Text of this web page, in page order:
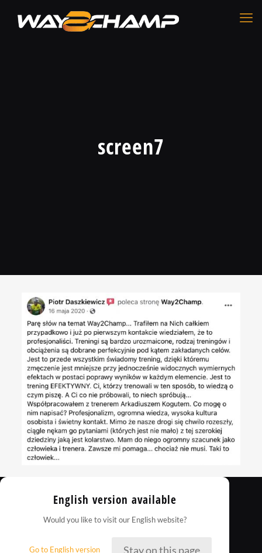
screen7
English version available
Would you like to visit our English website?
Go to English version Stay on this page